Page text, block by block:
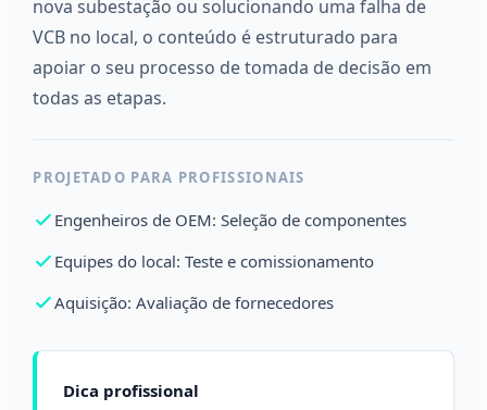
nova subestação ou solucionando uma falha de
VCB no local, o conteúdo é estruturado para
apoiar o seu processo de tomada de decisão em
todas as etapas.
PROJETADO PARA PROFISSIONAIS
Engenheiros de OEM: Seleção de componentes
Equipes do local: Teste e comissionamento
Aquisição: Avaliação de fornecedores
Dica profissional